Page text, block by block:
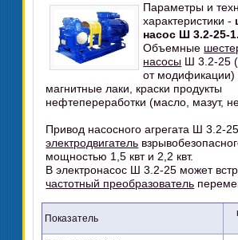
Параметры и
характеристики -
насос Ш 3.2-25-
Объемные
насосы Ш 3.2-25
от модификации)
магнитные лаки, краски продукты
нефтепереработки (масло, мазут,
Привод насосного агрегата Ш 3.2-
электродвигатель
мощностью 1,5 квт и 2,2 квт.
В электронасос Ш 3.2-25 может
частотный преобразователь
Показатель